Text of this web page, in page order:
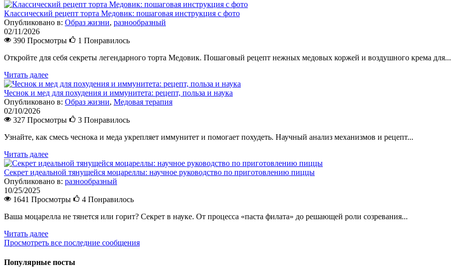
Классический рецепт торта Медовик: пошаговая инструкция с фото
Опубликовано в: Образ жизни, разнообразный
02/11/2026
390 Просмотры
1 Понравилось
Откройте для себя секреты легендарного торта Медовик. Пошаговый рецепт нежных медовых коржей и воздушного крема для...
Читать далее
Чеснок и мед для похудения и иммунитета: рецепт, польза и наука
Опубликовано в: Образ жизни, Медовая терапия
02/10/2026
327 Просмотры
3 Понравилось
Узнайте, как смесь чеснока и меда укрепляет иммунитет и помогает похудеть. Научный анализ механизмов и рецепт...
Читать далее
Секрет идеальной тянущейся моцареллы: научное руководство по приготовлению пиццы
Опубликовано в: разнообразный
10/25/2025
1641 Просмотры
4 Понравилось
Ваша моцарелла не тянется или горит? Секрет в науке. От процесса «паста филата» до решающей роли созревания...
Читать далее
Просмотреть все последние сообщения
Популярные посты